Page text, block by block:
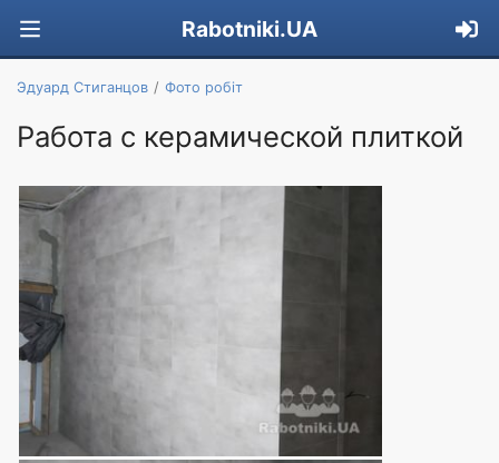
Rabotniki.UA
Эдуард Стиганцов Фото робіт
Работа с керамической плиткой